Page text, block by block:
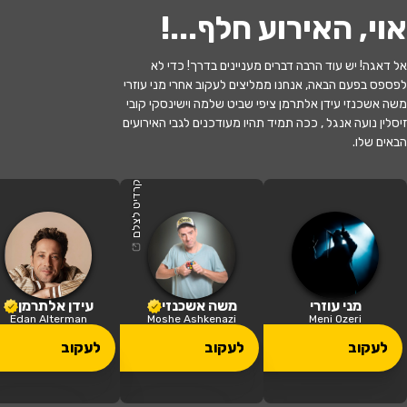
האירוע חלף
לשחרר את נחמה - תיאטרון חיפה
לעקוב
מתי?21:00 | 20.06
איפה?כפר סבא היכל התרבות כפר סבא
כמה עולה?
אוי, האירוע חלף...!
אל דאגה! יש עוד הרבה דברים מעניינים בדרך! כדי לא
לפספס בפעם הבאה, אנחנו ממליצים לעקוב אחרי מני עוזרי
משה אשכנזי עידן אלתרמן ציפי שביט שלמה וישינסקי קובי
זיסלין נועה אנגל , ככה תמיד תהיו מעודכנים לגבי האירועים
הבאים שלו.
מני עוזרי
Meni Ozeri
לעקוב
קרדיט לצלם
משה אשכנזי
Moshe Ashkenazi
לעקוב
עידן אלתרמן
Edan Alterman
לעקוב